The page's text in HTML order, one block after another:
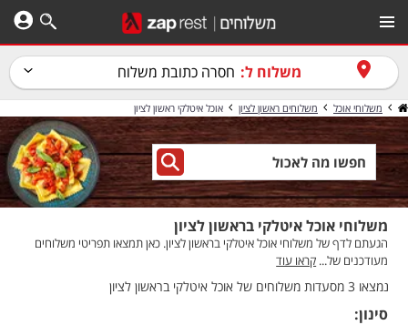
משלוח ל: חסרה כתובת משלוח
משלוחי אוכל משלוחים ראשון לציון אוכל איטלקי ראשון לציון
משלוחי אוכל איטלקי בראשון לציון
הגעתם לדף של משלוחי אוכל איטלקי בראשון לציון. כאן תמצאו תפריטי משלוחים
מעודכנים של... קראו עוד
נמצאו 3 מסעדות משלוחים של אוכל איטלקי בראשון לציון
סינון: